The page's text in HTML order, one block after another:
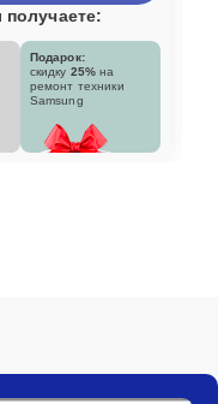
Подарок:
скидку 25% на
ремонт техники
Samsung